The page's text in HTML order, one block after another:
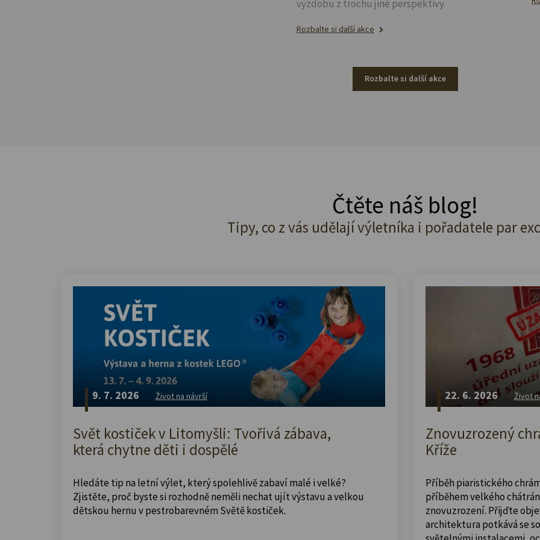
výzdobu z trochu jiné perspektivy.
Rozbalte si další akce
Rozbalte si další akce
Čtěte náš blog!
Tipy, co z vás udělají výletníka i pořadatele par
9. 7. 2026 Život na návrší
Svět kostiček v Litomyšli: Tvořivá zábava,
která chytne děti i dospělé
Hledáte tip na letní výlet, který spolehlivě zabaví malé i velké?
Zjistěte, proč byste si rozhodně neměli nechat ujít výstavu a velkou
dětskou hernu v pestrobarevném Světě kostiček.
22. 6. 2026 Život
Znovuzrozený
Kříže
Příběh piaristického
příběhem velkého
znovuzrození. Přijďte
architektura potkává se